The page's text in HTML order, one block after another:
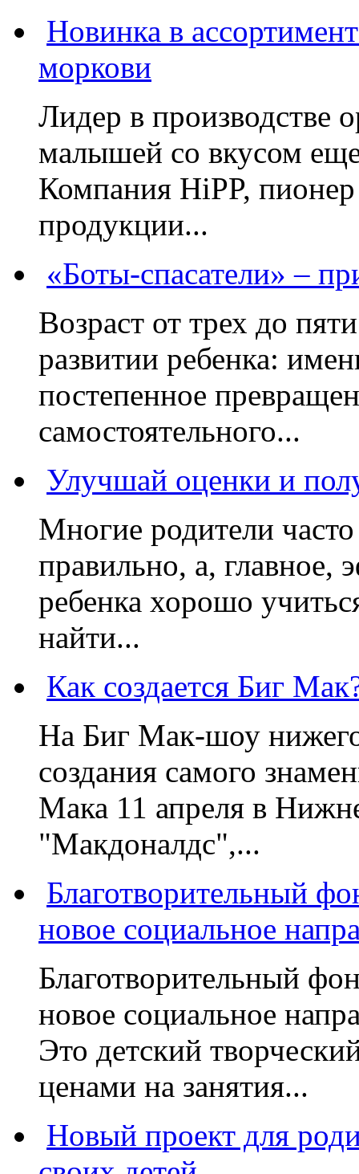
Новинка в
моркови
Лидер в производстве
малышей со вкусом
Компания HiPP, пионер
продукции...
«Боты-спасатели» –
Возраст от трех до
развитии ребенка:
постепенное
самостоятельного...
Улучшай оценки и
Многие родители
правильно, а, главное,
ребенка хорошо
найти...
Как создается Биг
На Биг Мак-шоу
создания самого
Мака 11 апреля в
"Макдоналдс",...
Благотворительный
новое социальное
Благотворительный
новое социальное
Это детский
ценами на занятия...
Новый проект для